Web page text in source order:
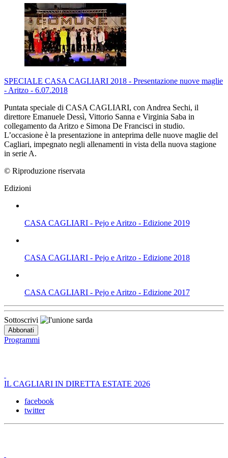
SPECIALE CASA CAGLIARI 2018 - Presentazione nuove maglie
- Aritzo - 6.07.2018
Puntata speciale di CASA CAGLIARI, con Andrea Sechi, il
direttore Emanuele Dessì, Vittorio Sanna e Virginia Saba in
collegamento da Aritzo e Simona De Francisci in studio.
L’occasione è la presentazione in anteprima delle nuove maglie del
Cagliari, impegnato negli allenamenti in vista della nuova stagione
in serie A.
© Riproduzione riservata
Edizioni
CASA CAGLIARI - Pejo e Aritzo - Edizione 2019
CASA CAGLIARI - Pejo e Aritzo - Edizione 2018
CASA CAGLIARI - Pejo e Aritzo - Edizione 2017
Sottoscrivi
Programmi
IL CAGLIARI IN DIRETTA ESTATE 2026
facebook
twitter